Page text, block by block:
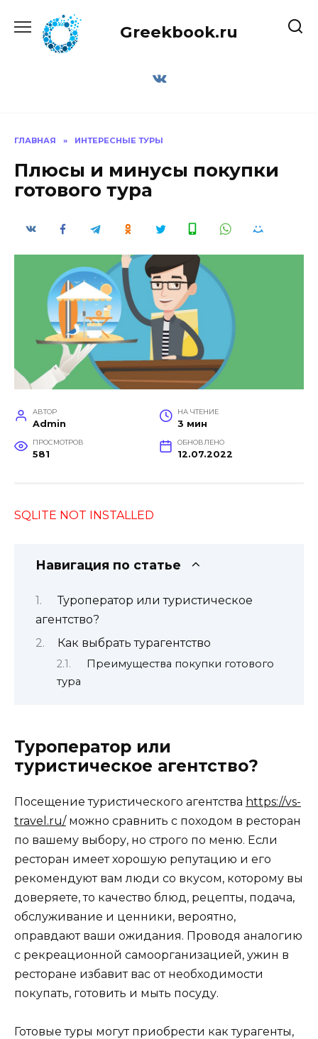
содержанию
Greekbook.ru
ГЛАВНАЯ » ИНТЕРЕСНЫЕ ТУРЫ
Плюсы и минусы покупки
готового тура
АВТОР
Admin
НА ЧТЕНИЕ
3 мин
ПРОСМОТРОВ
581
ОБНОВЛЕНО
12.07.2022
SQLITE NOT INSTALLED
Навигация по статье
Туроператор или туристическое
агентство?
Как выбрать турагентство
Преимущества покупки готового
тура
Туроператор или
туристическое агентство?
Посещение туристического агентства https://vs-
travel.ru/можно сравнить с походом в ресторан
по вашему выбору, но строго по меню. Если
ресторан имеет хорошую репутацию и его
рекомендуют вам люди со вкусом, которому вы
доверяете, то качество блюд, рецепты, подача,
обслуживание и ценники, вероятно,
оправдают ваши ожидания. Проводя аналогию
с рекреационной самоорганизацией, ужин в
ресторане избавит вас от необходимости
покупать, готовить и мыть посуду.
Готовые туры могут приобрести как турагенты,